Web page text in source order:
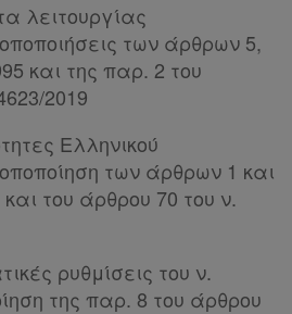
λειτουργίας
των άρθρων 5,
και της παρ. 2 του
2019
Ελληνικού
των άρθρων 1 και
του άρθρου 70 του ν.
ρυθμίσεις του ν.
της παρ. 8 του άρθρου